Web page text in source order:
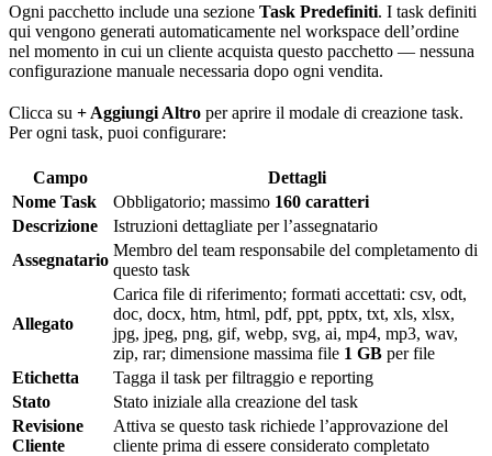
Ogni pacchetto include una sezione Task Predefiniti. I task definiti
qui vengono generati automaticamente nel workspace dell’ordine
nel momento in cui un cliente acquista questo pacchetto — nessuna
configurazione manuale necessaria dopo ogni vendita.
Clicca su + Aggiungi Altro per aprire il modale di creazione task.
Per ogni task, puoi configurare:
Campo
Dettagli
Nome Task
Obbligatorio; massimo 160 caratteri
Descrizione
Istruzioni dettagliate per l’assegnatario
Assegnatario
Membro del team responsabile del completamento di
questo task
Allegato
Carica file di riferimento; formati accettati: csv, odt,
doc, docx, htm, html, pdf, ppt, pptx, txt, xls, xlsx,
jpg, jpeg, png, gif, webp, svg, ai, mp4, mp3, wav,
zip, rar; dimensione massima file 1 GB per file
Etichetta
Tagga il task per filtraggio e reporting
Stato
Stato iniziale alla creazione del task
Revisione
Cliente
Attiva se questo task richiede l’approvazione del
cliente prima di essere considerato completato